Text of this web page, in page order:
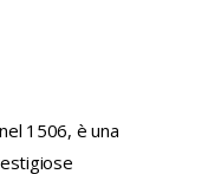
1506, è una